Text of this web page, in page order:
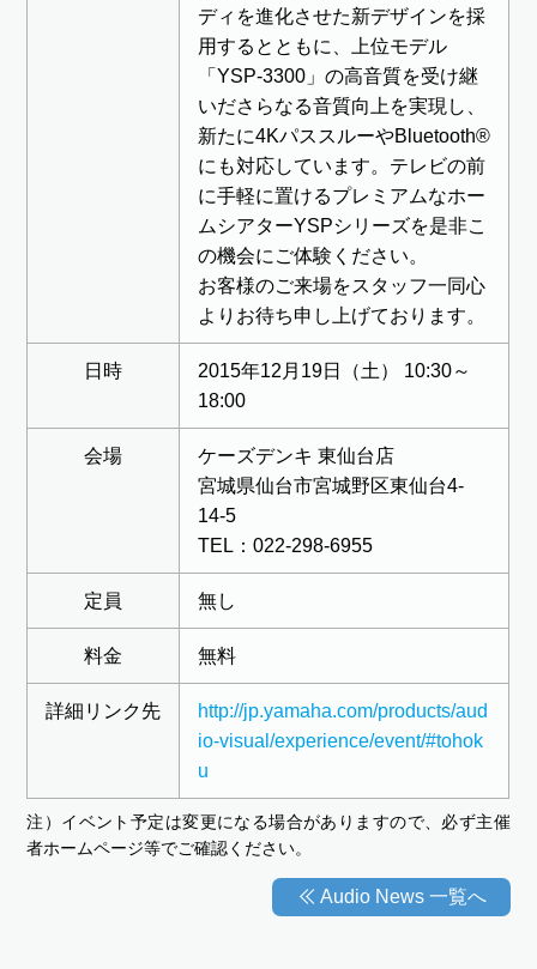
ディを進化させた新デザインを採
用するとともに、上位モデル
「YSP-3300」の高音質を受け継
いださらなる音質向上を実現し、
新たに4KパススルーやBluetooth®
にも対応しています。テレビの前
に手軽に置けるプレミアムなホー
ムシアターYSPシリーズを是非こ
の機会にご体験ください。
お客様のご来場をスタッフ一同心
よりお待ち申し上げております。
日時
2015年12月19日（土） 10:30～
18:00
会場
ケーズデンキ 東仙台店
宮城県仙台市宮城野区東仙台4-
14-5
TEL：022-298-6955
定員 無し
料金 無料
詳細リンク先
http://jp.yamaha.com/products/aud
io-visual/experience/event/#tohok
u
注）イベント予定は変更になる場合がありますので、必ず主催
者ホームページ等でご確認ください。
Audio News 一覧へ